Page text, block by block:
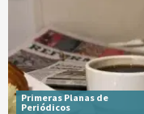
Primeras Planas de
Periódicos